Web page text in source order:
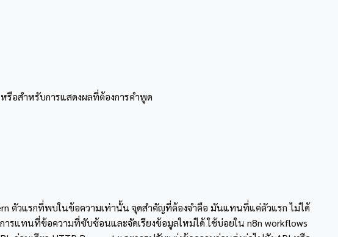
รือสำหรับการแสดงผลที่ต้องการคำพูด
ตัวแรกที่พบในข้อความเท่านั้น จุดสำคัญที่ต้องจำคือ มันแทนที่แค่ตัวแรก ไม่ได้
รแทนที่ข้อความที่ซับซ้อนและจัดเรียงข้อมูลใหม่ได้ ใช้บ่อยใน n8n workflows